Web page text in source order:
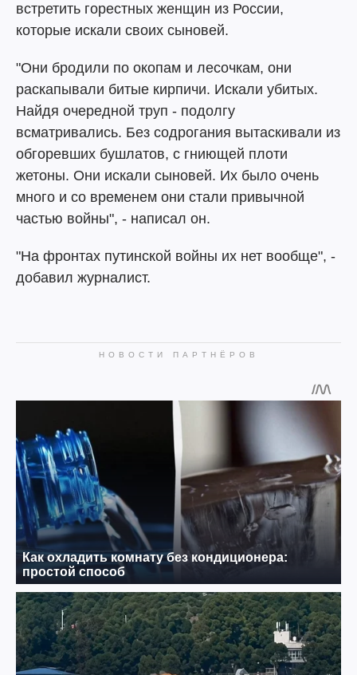
встретить горестных женщин из России,
которые искали своих сыновей.
"Они бродили по окопам и лесочкам, они
раскапывали битые кирпичи. Искали убитых.
Найдя очередной труп - подолгу
всматривались. Без содрогания вытаскивали из
обгоревших бушлатов, с гниющей плоти
жетоны. Они искали сыновей. Их было очень
много и со временем они стали привычной
частью войны", - написал он.
"На фронтах путинской войны их нет вообще", -
добавил журналист.